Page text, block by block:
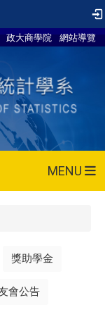
政大商學院 網站導覽
MENU
獎助學金
會公告